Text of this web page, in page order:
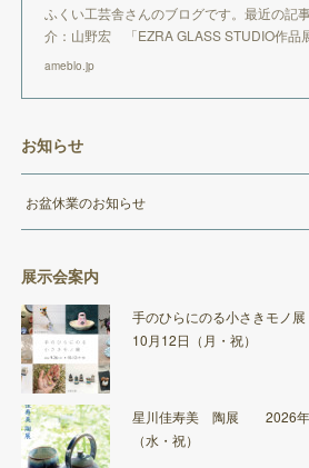
ふくい工芸舎さんのブログです。最近の記
介：山野宏 「EZRA GLASS STUDIO作品
ameblo.jp
お知らせ
お盆休業のお知らせ
展示会案内
手のひらにのる小さきモノ
10月12日（月・祝）
星川佳寿美 陶展 2026年9
（水・祝）